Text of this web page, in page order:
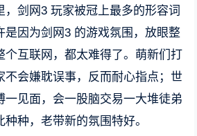
，剑网3 玩家被冠上最多的形容词
是因为剑网3 的游戏氛围，放眼整
个互联网，都太难得了。萌新们打
不会嫌耽误事，反而耐心指点；世
一见面，会一股脑交易一大堆徒弟
种，老带新的氛围特好。